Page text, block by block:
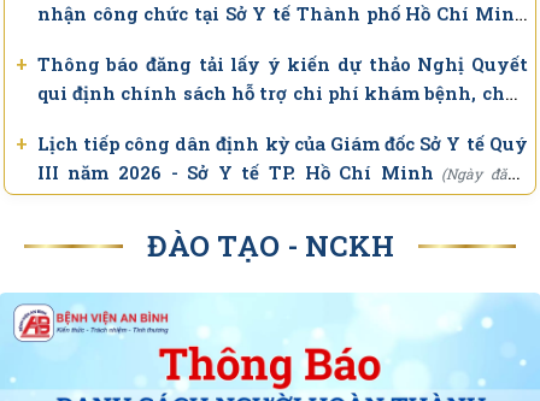
2pcbs #111 – Làm đẹp da không bằng mỹ phẩm đắt
tiền, có hay không?
2pcbs#110 – Dị tật khe hở môi – vòm miệng ở trẻ em
điều trị được không?
2pcbs#109 – Điều trị Đau thần kinh sau Zona bằng
2pcbs#108 – Những điều cần lưu ý đối với đơn thuốc
dài ngày (90 ngày)
nhận công chức tại Sở Y tế Thành phố Hồ Chí Minh
+ Thông báo đăng tải lấy ý kiến dự thảo Nghị Quyết
qui định chính sách hỗ trợ chi phí khám bệnh, chữa
thảo Nghị quyết của Hội đồng nhân dân Thành phố
quy định mức hỗ trợ đóng bảo hiểm y tế cho người
Minh. - Sở Y tế TP. Hồ Chí Minh(Ngày đăng: 17/07/2026)
+ Lịch tiếp công dân định kỳ của Giám đốc Sở Y tế Quý
III năm 2026 - Sở Y tế TP. Hồ Chí Minh (Ngày đăng:
dụng - Sở Y tế TP. Hồ Chí Minh(Ngày đăng: 25/06/2026)
ĐÀO TẠO - NCKH